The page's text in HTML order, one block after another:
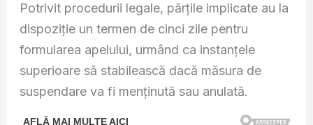
Potrivit procedurii legale, părțile implicate au la
dispoziție un termen de cinci zile pentru
formularea apelului, urmând ca instanțele
superioare să stabilească dacă măsura de
suspendare va fi menținută sau anulată.